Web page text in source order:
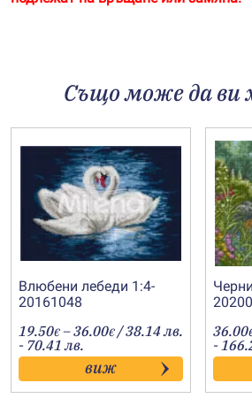
Също може да ви
Влюбени лебеди 1:4-
20161048
19.50€ –36.00€Price
range:
19.50€
through
36.00€
/ 38.14 лв.
- 70.41 лв.
виж
36.00
-